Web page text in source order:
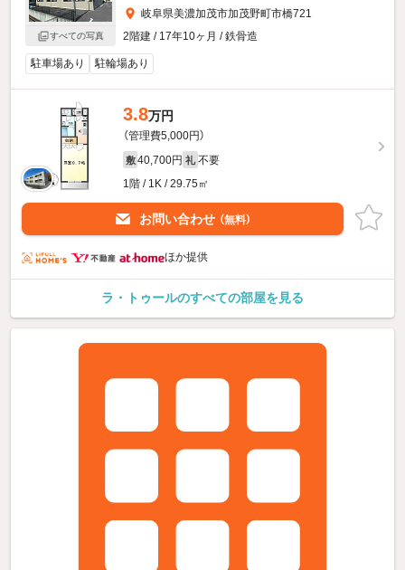
すべての写真
岐阜県美濃加茂市加茂野町市橋721
2階建 / 17年10ヶ月 / 鉄骨造
駐車場あり 駐輪場あり
3.8万円
（管理費5,000円）
敷 40,700円 礼 不要
1階 / 1K / 29.75㎡
お問い合わせ （無料）
ほか提供
ラ・トゥールのすべての部屋を見る